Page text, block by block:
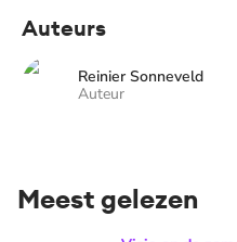
Auteurs
Reinier Sonneveld
Auteur
Meest gelezen